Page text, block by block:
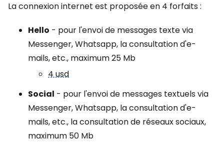
La connexion internet est proposée en 4 forfaits :
Hello - pour l'envoi de messages texte via
Messenger, Whatsapp, la consultation d'e-
mails, etc., maximum 25 Mb
4 usd
Social - pour l'envoi de messages textuels via
Messenger, Whatsapp, la consultation d'e-
mails, etc., la consultation de réseaux sociaux,
maximum 50 Mb